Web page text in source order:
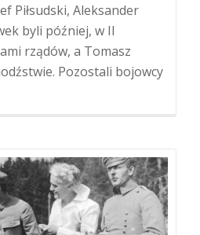
Piłsudski, Aleksander
byli później, w II
rządów, a Tomasz
Pozostali bojowcy